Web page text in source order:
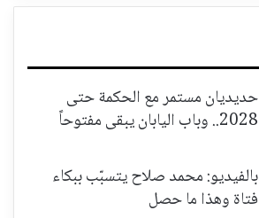
حديديان مستمر مع الحكمة حتى
2028.. وباب اليابان يبقى مفتوحاً
بالفيديو: محمد صلاح يتسبّب ببكاء
فتاة وهذا ما حصل